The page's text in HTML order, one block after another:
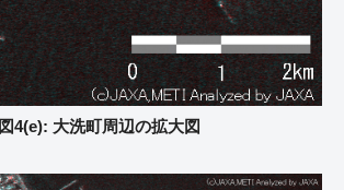
図4(e): 大洗町周辺の拡大図